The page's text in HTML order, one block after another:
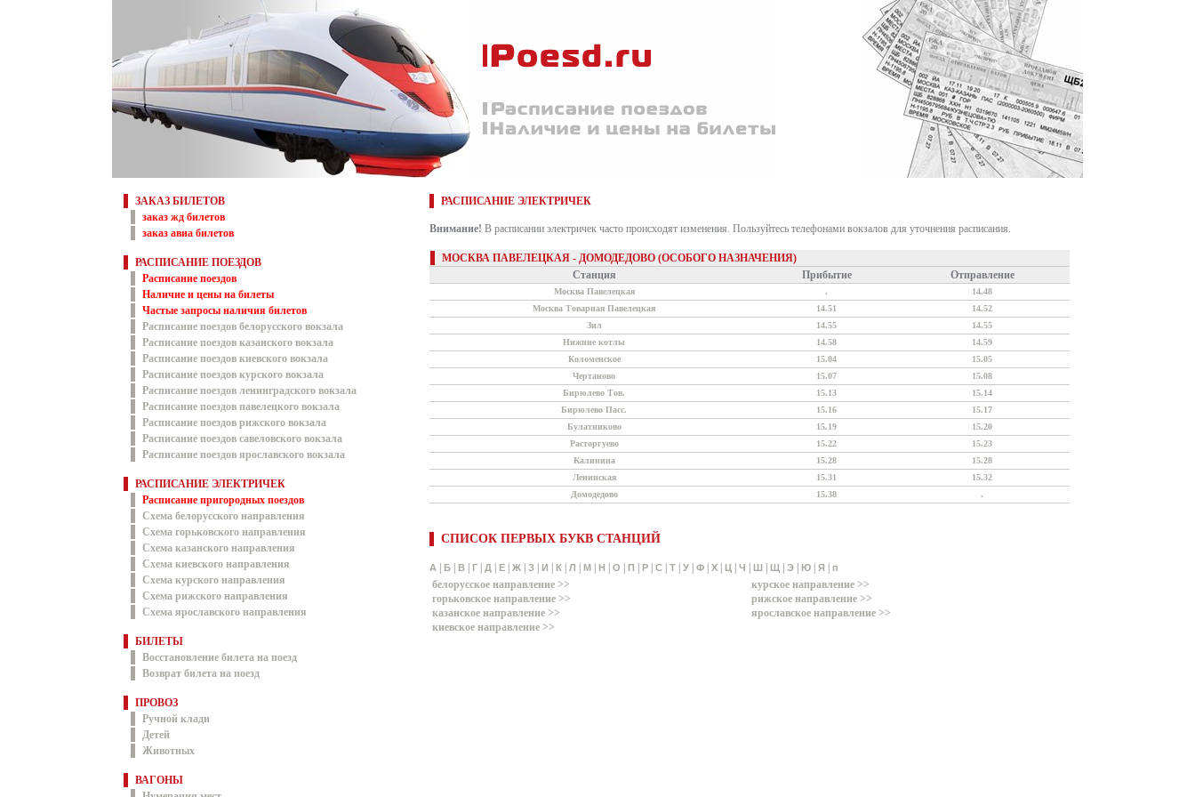
ЗАКАЗ БИЛЕТОВ
заказ жд билетов
заказ авиа билетов
РАСПИСАНИЕ ПОЕЗДОВ
Расписание поездов
Наличие и цены на билеты
Частые запросы наличия билетов
Расписание поездов белорусского вокзала
Расписание поездов казанского вокзала
Расписание поездов киевского вокзала
Расписание поездов курского вокзала
Расписание поездов ленинградского вокзала
Расписание поездов павелецкого вокзала
Расписание поездов рижского вокзала
Расписание поездов савеловского вокзала
Расписание поездов ярославского вокзала
РАСПИСАНИЕ ЭЛЕКТРИЧЕК
Расписание пригородных поездов
Схема белорусского направления
Схема горьковского направления
Схема казанского направления
Схема киевского направления
Схема курского направления
Схема рижского направления
Схема ярославского направления
БИЛЕТЫ
Восстановление билета на поезд
Возврат билета на поезд
ПРОВОЗ
Ручной клади
Детей
Животных
ВАГОНЫ
РАСПИСАНИЕ ЭЛЕКТРИЧЕК
Внимание! В расписании электричек часто происходят изменения. Пользуйтесь телефонами вокзалов для уточнения расписания.
МОСКВА ПАВЕЛЕЦКАЯ - ДОМОДЕДОВО (ОСОБОГО НАЗНАЧЕНИЯ)
Станция
Прибытие Отправление
Москва Павелецкая .
14.48
Москва Товарная Павелецкая
14.51
14.52
Зил
14.55
14.55
Нижние котлы
14.58
14.59
Коломенское
15.04
15.05
Чертаново
15.07
15.08
Бирюлево Тов.
15.13
15.14
Бирюлево Пасс.
15.16
15.17
Булатниково
15.19
15.20
Расторгуево
15.22
15.23
Калинина
15.28
15.28
Ленинская
15.31
15.32
Домодедово
15.38 .
СПИСОК ПЕРВЫХ БУКВ СТАНЦИЙ
А Б В Г Д Е Ж З И К Л М Н О П Р С Т У Ф Х Ц Ч Ш Щ Э Ю Я п
белорусское направление >>
горьковское направление >>
казанское направление >>
киевское направление >>
курское направление >>
рижское направление >>
ярославское направление >>